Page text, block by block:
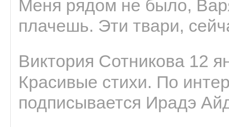
Меня рядом не было,
плачешь. Эти твари,
Виктория Сотникова 12
Красивые стихи. По
подписывается Ирадэ